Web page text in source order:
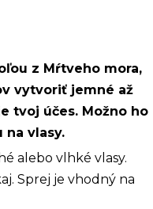
z Mŕtveho mora,
vytvoriť jemné až
tvoj účes. Možno ho
vlasy.
alebo vlhké vlasy.
Sprej je vhodný na